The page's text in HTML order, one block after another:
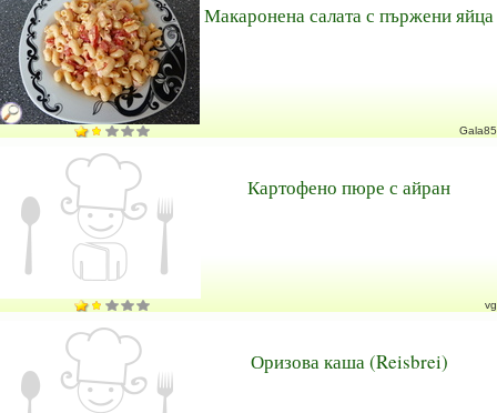
Макаронена салата с пържени яйца
Gala85
Картофено пюре с айран
vg
Оризова каша (Reisbrei)